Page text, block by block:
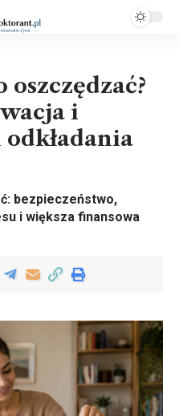
i
bezpieczeństwo,
i większa finansowa